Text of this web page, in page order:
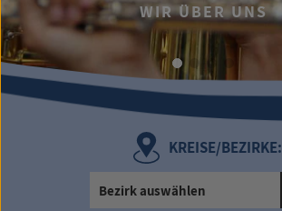
WIR ÜBER UNS
KREISE/BEZIRKE:
Bezirk auswählen